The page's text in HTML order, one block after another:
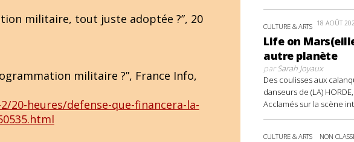
militaire, tout juste adoptée ?”, 20
militaire ?”, France Info,
heures/defense-que-financera-la-
CULTURE & ARTS 18 AOÛT
Life on
autre planète
parSarah Joyaux
Des coulisses aux
danseurs de (LA)
Acclamés sur la scène
CULTURE & ARTS NON